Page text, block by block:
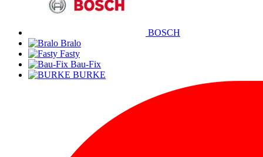
BOSCH
Bralo
Fasty
Bau-Fix
BURKE